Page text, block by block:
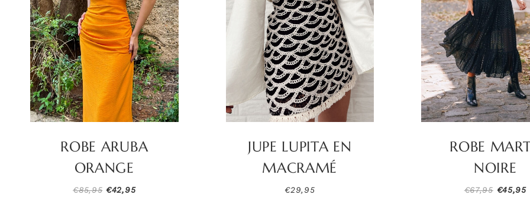
ROBE ARUBA
ORANGE
€85,95 Le
€42,95Le
JUPE LUPITA EN
MACRAMÉ
€29,95
ROBE
NOIRE
€67,95 Le
€45,95